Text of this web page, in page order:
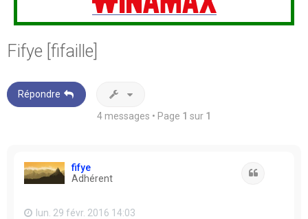
Fifye [fifaille]
Répondre
4 messages • Page 1 sur 1
fifye
Adhérent
lun. 29 févr. 2016 14:03